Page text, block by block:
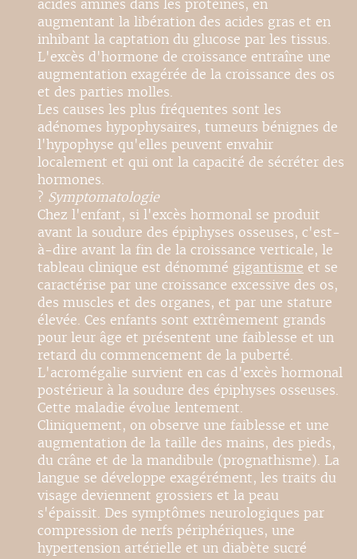
acides aminés dans les protéines, en
augmentant la libération des acides gras et en
inhibant la captation du glucose par les tissus.
L'excès d'hormone de croissance entraîne une
augmentation exagérée de la croissance des os
et des parties molles.
Les causes les plus fréquentes sont les
adénomes hypophysaires, tumeurs bénignes de
l'hypophyse qu'elles peuvent envahir
localement et qui ont la capacité de sécréter des
hormones.
? Symptomatologie
Chez l'enfant, si l'excès hormonal se produit
avant la soudure des épiphyses osseuses, c'est-
à-dire avant la fin de la croissance verticale, le
tableau clinique est dénommé gigantisme et se
caractérise par une croissance excessive des os,
des muscles et des organes, et par une stature
élevée. Ces enfants sont extrêmement grands
pour leur âge et présentent une faiblesse et un
retard du commencement de la puberté.
L'acromégalie survient en cas d'excès hormonal
postérieur à la soudure des épiphyses osseuses.
Cette maladie évolue lentement.
Cliniquement, on observe une faiblesse et une
augmentation de la taille des mains, des pieds,
du crâne et de la mandibule (prognathisme). La
langue se développe exagérément, les traits du
visage deviennent grossiers et la peau
s'épaissit. Des symptômes neurologiques par
compression de nerfs périphériques, une
hypertension artérielle et un diabète sucré